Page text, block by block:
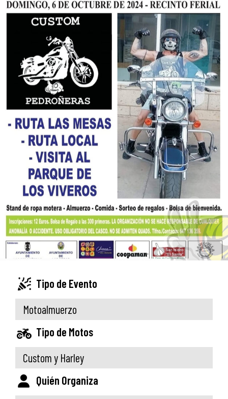
Tipo de Evento
Motoalmuerzo
Tipo de Motos
Custom y Harley
Quién Organiza